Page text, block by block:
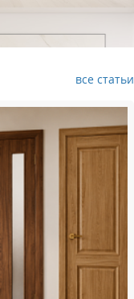
все статьи